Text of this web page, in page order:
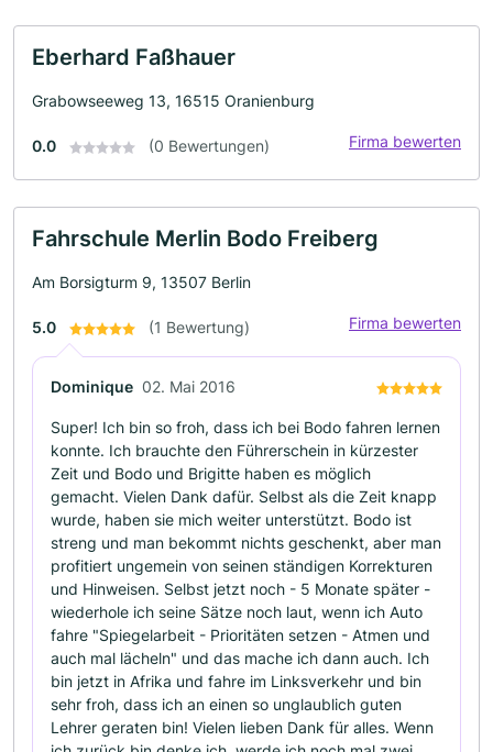
Eberhard Faßhauer
Grabowseeweg 13, 16515 Oranienburg
0.0 (0 Bewertungen) Firma bewerten
Fahrschule Merlin Bodo Freiberg
Am Borsigturm 9, 13507 Berlin
5.0 (1 Bewertung) Firma bewerten
Dominique 02. Mai 2016
Super! Ich bin so froh, dass ich bei Bodo fahren lernen
konnte. Ich brauchte den Führerschein in kürzester
Zeit und Bodo und Brigitte haben es möglich
gemacht. Vielen Dank dafür. Selbst als die Zeit knapp
wurde, haben sie mich weiter unterstützt. Bodo ist
streng und man bekommt nichts geschenkt, aber man
profitiert ungemein von seinen ständigen Korrekturen
und Hinweisen. Selbst jetzt noch - 5 Monate später -
wiederhole ich seine Sätze noch laut, wenn ich Auto
fahre "Spiegelarbeit - Prioritäten setzen - Atmen und
auch mal lächeln" und das mache ich dann auch. Ich
bin jetzt in Afrika und fahre im Linksverkehr und bin
sehr froh, dass ich an einen so unglaublich guten
Lehrer geraten bin! Vielen lieben Dank für alles. Wenn